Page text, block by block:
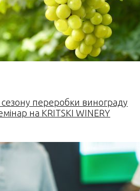
сезону переробки винограду
на KRITSKI WINERY